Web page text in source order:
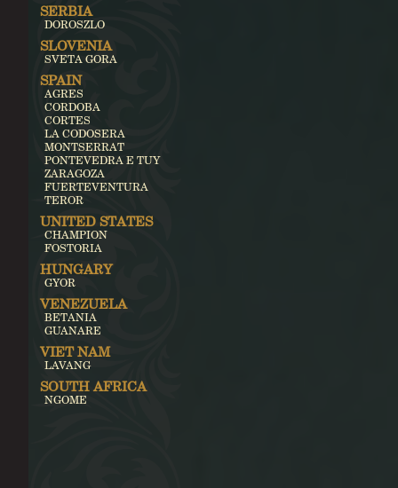
SERBIA
DOROSZLO
SLOVENIA
SVETA GORA
SPAIN
AGRES
CORDOBA
CORTES
LA CODOSERA
MONTSERRAT
PONTEVEDRA E TUY
ZARAGOZA
FUERTEVENTURA
TEROR
UNITED STATES
CHAMPION
FOSTORIA
HUNGARY
GYOR
VENEZUELA
BETANIA
GUANARE
VIET NAM
LAVANG
SOUTH AFRICA
NGOME